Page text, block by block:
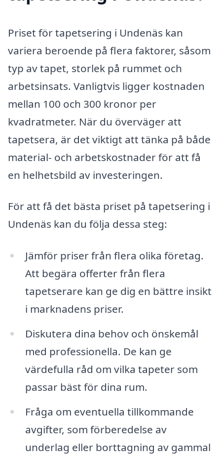
Priset för tapetsering i Undenäs kan
variera beroende på flera faktorer, såsom
typ av tapet, storlek på rummet och
arbetsinsats. Vanligtvis ligger kostnaden
mellan 100 och 300 kronor per
kvadratmeter. När du överväger att
tapetsera, är det viktigt att tänka på både
material- och arbetskostnader för att få
en helhetsbild av investeringen.
För att få det bästa priset på tapetsering i
Undenäs kan du följa dessa steg:
Jämför priser från flera olika företag.
Att begära offerter från flera
tapetserare kan ge dig en bättre insikt
i marknadens priser.
Diskutera dina behov och önskemål
med professionella. De kan ge
värdefulla råd om vilka tapeter som
passar bäst för dina rum.
Fråga om eventuella tillkommande
avgifter, som förberedelse av
underlag eller borttagning av gammal